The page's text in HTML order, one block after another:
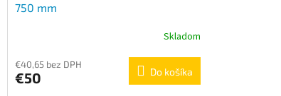
750 mm
produktu
je
Skladom
€40,65 bez DPH
€50 Do košíka